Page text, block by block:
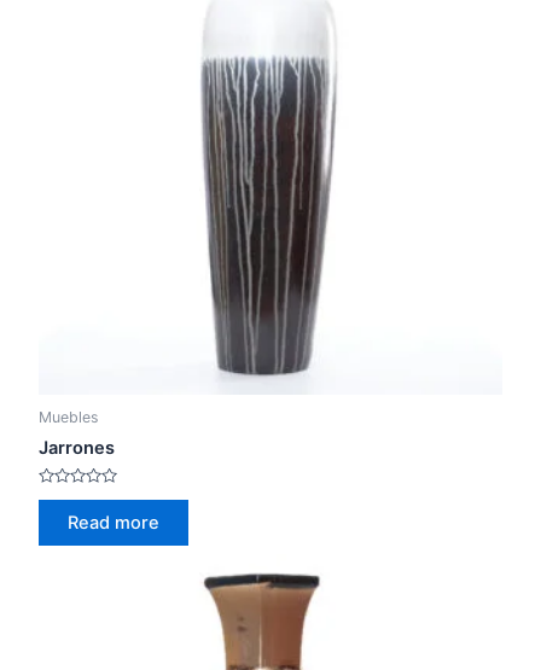
Muebles
Jarrones
Rated
Read more